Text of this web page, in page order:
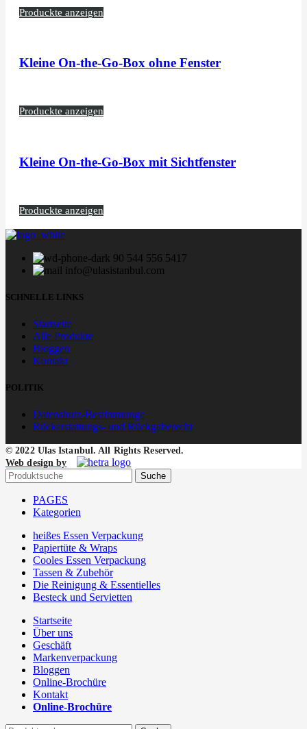
Produckte anzeigen
Kleine On-the-Go-Box ohne Fenster
Produckte anzeigen
Kleine On-the-Go-Box mit Sichtfenster
Produckte anzeigen
90 544 556 5417
info@ulasistanbul.com
SCHNELLE LINKS
Startseite
Alle Produkte
Bloggen
Kontakt
POLITIK
Datenshutz-Bestimmunge
Rückerstattungs- und Rückgaberecht
© 2022 Ulas Istanbul. All Rights Reserved.
Web design by
Suche
PAGES
Kategorien
heißes Essen Verpackung
Papiertüte & Wraps
Cooles Essen Verpackung
Tassen & Zubehör
Die Reinigung & Essentielles
Besteck und Servietten
Startseite
Über uns
Geschäft
Markenverpackung
Bloggen
Online-Brochüre
Kontakt
Online-Brochüre